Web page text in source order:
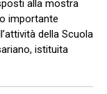
alla mostra
importante
della Scuola
istituita